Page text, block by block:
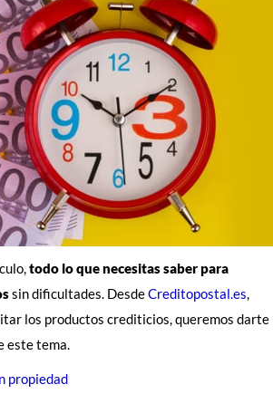
todo lo que necesitas saber para
sin dificultades. DesdeCreditopostal.es,
los productos crediticios, queremos darte
este tema.
propiedad